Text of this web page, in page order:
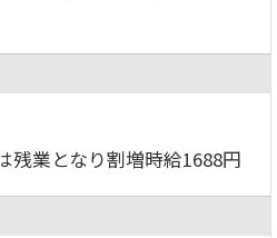
業となり割増時給1688円